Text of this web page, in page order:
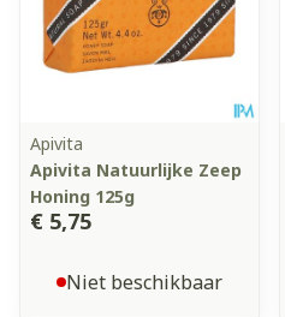
Apivita
Apivita Natuurlijke Zeep
Honing 125g
€ 5,75
Niet beschikbaar